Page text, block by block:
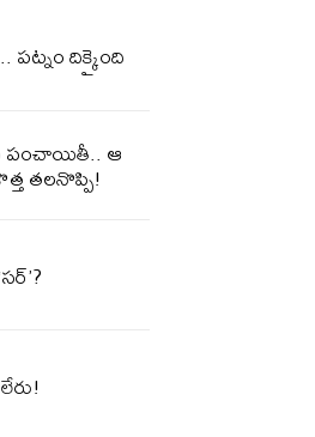
దిక్కైంది
పంచాయితీ.. ఆ
తలనొప్పి!